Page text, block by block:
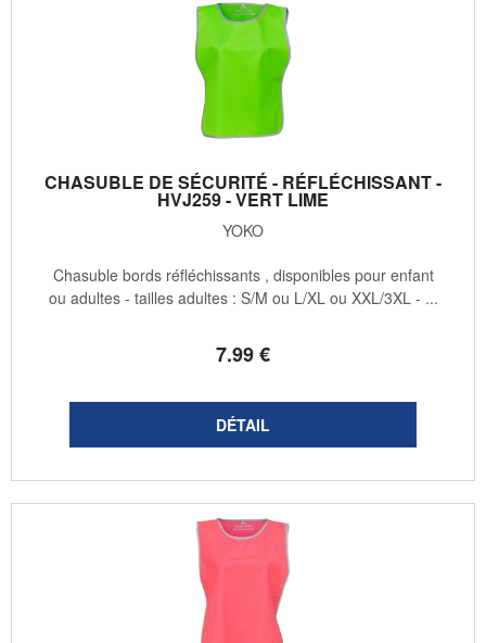
CHASUBLE DE SÉCURITÉ - RÉFLÉCHISSANT -
HVJ259 - VERT LIME
YOKO
7.99€
Chasuble bords réfléchissants , disponibles pour enfant
ou adultes - tailles adultes : S/M ou L/XL ou XXL/3XL - ...